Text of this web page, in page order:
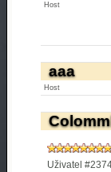
Host
aaa
Host
Uživatel